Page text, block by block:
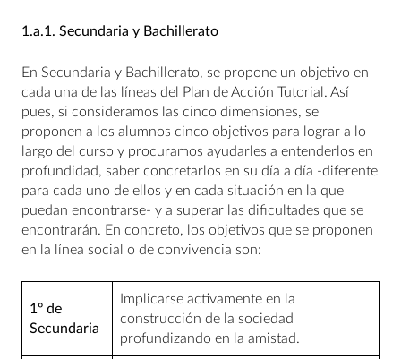
1.a.1. Secundaria y Bachillerato
En Secundaria y Bachillerato, se propone un objetivo en
cada una de las líneas del Plan de Acción Tutorial. Así
pues, si consideramos las cinco dimensiones, se
proponen a los alumnos cinco objetivos para lograr a lo
largo del curso y procuramos ayudarles a entenderlos en
profundidad, saber concretarlos en su día a día -diferente
para cada uno de ellos y en cada situación en la que
puedan encontrarse- y a superar las dificultades que se
encontrarán. En concreto, los objetivos que se proponen
en la línea social o de convivencia son:
1º de
Secundaria
Implicarse activamente en la
construcción de la sociedad
profundizando en la amistad.